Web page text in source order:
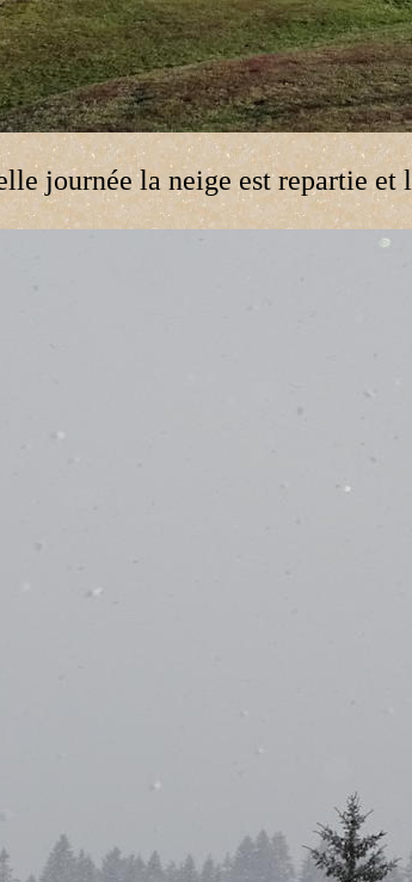
journée la neige est repartie et